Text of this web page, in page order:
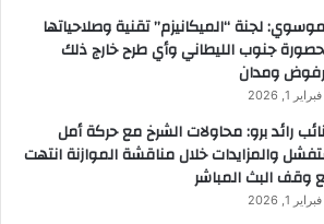
لجنة “الميكانيزم” تقنية وصلاحياتها
جنوب الليطاني وأي طرح خارج ذلك
ومدان
فبراير 1, 2026
رائد برو: محاولات الشرخ مع حركة أمل
والمزايدات خلال مناقشة الموازنة انتهت
وقف البث المباشر
فبراير 1, 2026